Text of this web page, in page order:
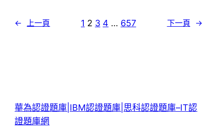
← 上一頁 1 2 3 4 … 657 下一頁 →
華為認證題庫|IBM認證題庫|思科認證題庫–IT認
證題庫網